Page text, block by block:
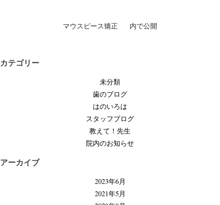
ビ
マウスピース矯正 内で公開
カテゴリー
未分類
歯のブログ
はのいろは
スタッフブログ
教えて！先生
院内のお知らせ
アーカイブ
2023年6月
2021年5月